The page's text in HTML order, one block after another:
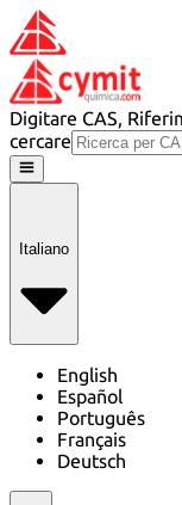
Digitare CAS,
cercare
Italiano
English
Español
Português
Français
Deutsch